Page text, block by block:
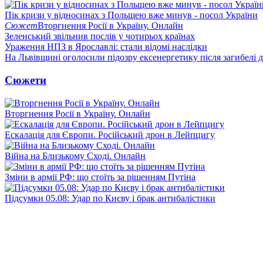
Пік кризи у відносинах з Польщею вже минув - посол України
СюжетВторгнення Росії в Україну. Онлайн
Зеленський звільнив послів у чотирьох країнах
Ураження НПЗ в Ярославлі: стали відомі наслідки
На Львівщині оголосили підозру ексенергетику після загибелі
Сюжети
Вторгнення Росії в Україну. Онлайн
Ескалація для Європи. Російський дрон в Лейпцигу
Війна на Близькому Сході. Онлайн
Зміни в армії РФ: що стоїть за рішенням Путіна
Підсумки 05.08: Удар по Києву і брак антибалістики